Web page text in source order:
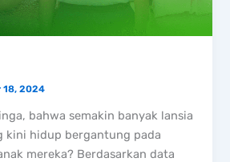
18, 2024
bahwa semakin banyak lansia
kini hidup bergantung pada
mereka? Berdasarkan data